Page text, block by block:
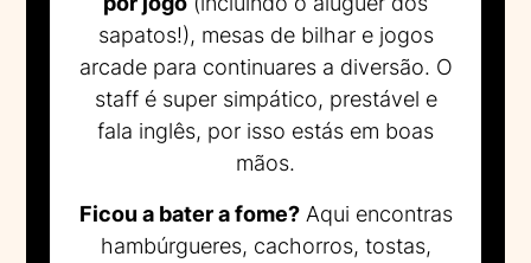
sapatos!), mesas de bilhar e jogos
arcade para continuares a diversão. O
staff é super simpático, prestável e
fala inglês, por isso estás em boas
mãos.
Ficou a bater a fome?Aqui encontras
hambúrgueres, cachorros, tostas,